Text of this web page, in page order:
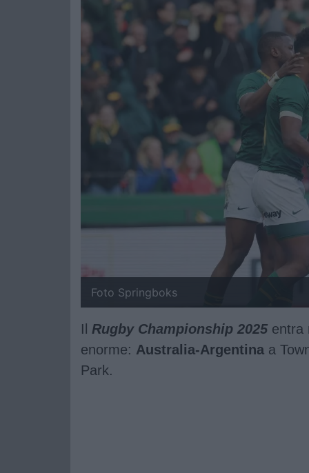
Foto Springboks
Il Rugby Championship 2025 entra
enorme: Australia-Argentina a
Park.